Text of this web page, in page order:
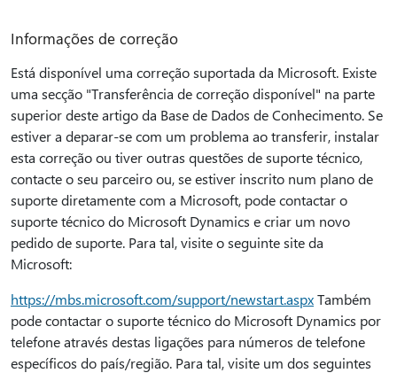
Informações de correção
Está disponível uma correção suportada da Microsoft. Existe
uma secção "Transferência de correção disponível" na parte
superior deste artigo da Base de Dados de Conhecimento. Se
estiver a deparar-se com um problema ao transferir, instalar
esta correção ou tiver outras questões de suporte técnico,
contacte o seu parceiro ou, se estiver inscrito num plano de
suporte diretamente com a Microsoft, pode contactar o
suporte técnico do Microsoft Dynamics e criar um novo
pedido de suporte. Para tal, visite o seguinte site da
Microsoft:
https://mbs.microsoft.com/support/newstart.aspxTambém
pode contactar o suporte técnico do Microsoft Dynamics por
telefone através destas ligações para números de telefone
específicos do país/região. Para tal, visite um dos seguintes